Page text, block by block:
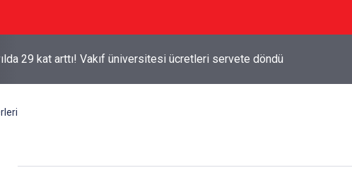
sonra ikinci sırada! O öğretmenlik bölümü iş garantisi sunuyor